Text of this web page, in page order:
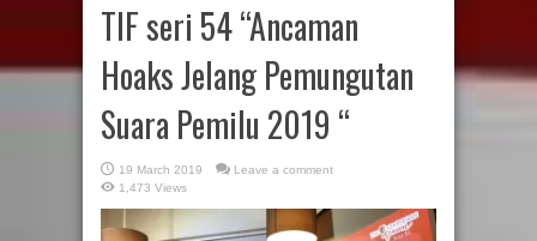
TIF seri 54 “Ancaman
Hoaks Jelang Pemungutan
Suara Pemilu 2019 “
19 March 2019
Leave a comment
1,473 Views